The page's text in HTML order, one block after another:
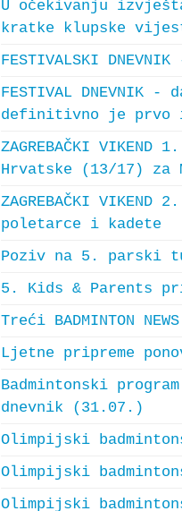
U očekivanju
kratke klupske
FESTIVALSKI
FESTIVAL
definitivno je prvo
ZAGREBAČKI
Hrvatske (13/17) za
ZAGREBAČKI
poletarce i kadete
Poziv na 5. parski
5. Kids & Parents
Treći BADMINTON
Ljetne pripreme
Badmintonski
dnevnik (31.07.)
Olimpijski
Olimpijski
Olimpijski